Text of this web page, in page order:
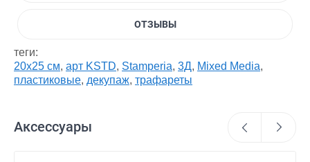
ОТЗЫВЫ
теги:
20х25 см, арт KSTD, Stamperia, 3Д, Mixed Media,
пластиковые, декупаж, трафареты
Аксессуары